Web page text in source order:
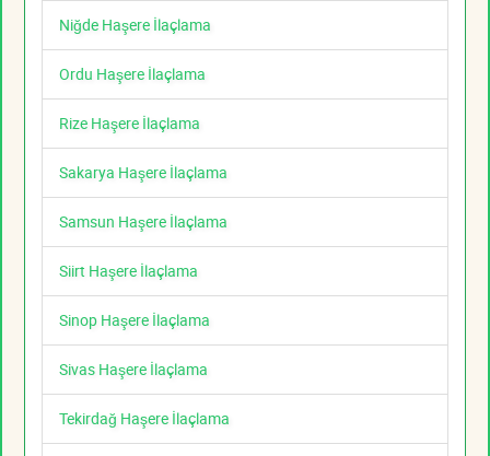
Niğde Haşere İlaçlama
Ordu Haşere İlaçlama
Rize Haşere İlaçlama
Sakarya Haşere İlaçlama
Samsun Haşere İlaçlama
Siirt Haşere İlaçlama
Sinop Haşere İlaçlama
Sivas Haşere İlaçlama
Tekirdağ Haşere İlaçlama